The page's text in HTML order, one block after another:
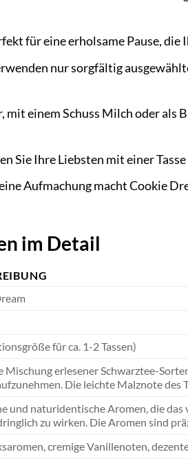
für eine erholsame Pause,
nur sorgfältig
mit einem Schuss Milch oder als
Sie Ihre Liebsten mit einer
Aufmachung macht Cookie
im Detail
für ca. 1-2 Tassen)
Mischung erlesener Schwarztee-
Die leichte Malznote des
und naturidentische Aromen, die
zu wirken. Die Aromen sind
cremige Vanillenoten,